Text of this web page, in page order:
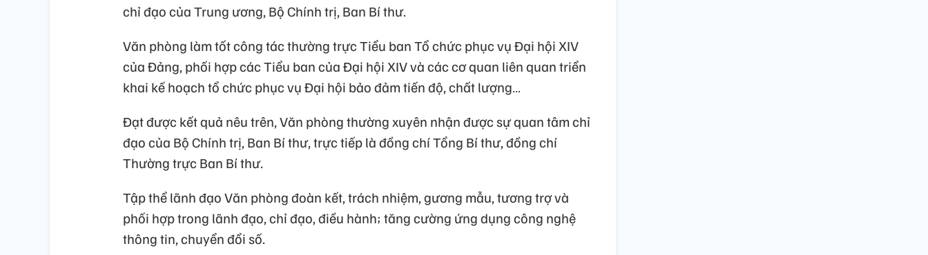
chỉ đạo của Trung ương, Bộ Chính trị, Ban Bí thư.
Văn phòng làm tốt công tác thường trực Tiểu ban Tổ chức phục vụ Đại hội XIV
của Đảng, phối hợp các Tiểu ban của Đại hội XIV và các cơ quan liên quan triển
khai kế hoạch tổ chức phục vụ Đại hội bảo đảm tiến độ, chất lượng…
Đạt được kết quả nêu trên, Văn phòng thường xuyên nhận được sự quan tâm chỉ
đạo của Bộ Chính trị, Ban Bí thư, trực tiếp là đồng chí Tổng Bí thư, đồng chí
Thường trực Ban Bí thư.
Tập thể lãnh đạo Văn phòng đoàn kết, trách nhiệm, gương mẫu, tương trợ và
phối hợp trong lãnh đạo, chỉ đạo, điều hành; tăng cường ứng dụng công nghệ
thông tin, chuyển đổi số.